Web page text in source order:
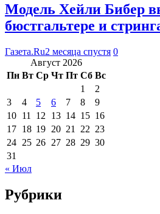
Модель Хейли Бибер
бюстгальтере и
Газета.Ru2 месяца спустя 0
Август 2026
Пн Вт Ср Чт Пт Сб Вс
1
2
3
4 5 6 7 8
9
10 11 12 13 14 15 16
17 18 19 20 21 22 23
24 25 26 27 28 29 30
31
« Июл
Рубрики